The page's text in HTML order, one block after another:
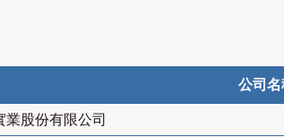
公司名
業股份有限公司